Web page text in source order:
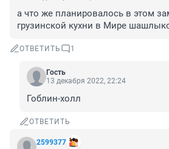
а что же планировалось в этом
грузинской кухни в Мире
ОТВЕТИТЬ 1
Гость
13 декабря 2022, 22:24
Гоблин-холл
ОТВЕТИТЬ
2599377